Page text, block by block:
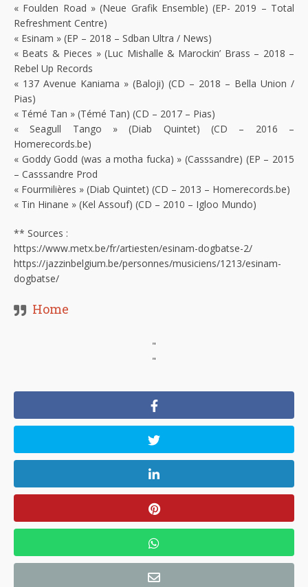
« Foulden Road » (Neue Grafik Ensemble) (EP- 2019 – Total
Refreshment Centre)
« Esinam » (EP – 2018 – Sdban Ultra / News)
« Beats & Pieces » (Luc Mishalle & Marockin’ Brass – 2018 –
Rebel Up Records
« 137 Avenue Kaniama » (Baloji) (CD – 2018 – Bella Union /
Pias)
« Témé Tan » (Témé Tan) (CD – 2017 – Pias)
« Seagull Tango » (Diab Quintet) (CD – 2016 –
Homerecords.be)
« Goddy Godd (was a motha fucka) » (Casssandre) (EP – 2015
– Casssandre Prod
« Fourmilières » (Diab Quintet) (CD – 2013 – Homerecords.be)
« Tin Hinane » (Kel Assouf) (CD – 2010 – Igloo Mundo)
** Sources :
https://www.metx.be/fr/artiesten/esinam-dogbatse-2/
https://jazzinbelgium.be/personnes/musiciens/1213/esinam-
dogbatse/
Home
"
"